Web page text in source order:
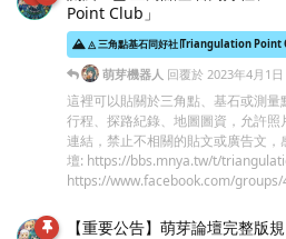
Point Club」
◬ 三角點基石同好社∣Triangulation Point
萌芽機器人 回覆於 2023年4月1日
這裡可以貼關於三角點、基石或測
行程、探路紀錄、地圖圖資，允許
連結，禁止不相關的貼文或廣告文，
壇: https://bbs.mnya.tw/t/
https://www.facebook.com/groups/
【重要公告】萌芽論壇完整版